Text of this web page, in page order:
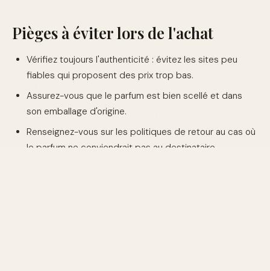
Pièges à éviter lors de l'achat
Vérifiez toujours l'authenticité : évitez les sites peu
fiables qui proposent des prix trop bas.
Assurez-vous que le parfum est bien scellé et dans
son emballage d'origine.
Renseignez-vous sur les politiques de retour au cas où
le parfum ne conviendrait pas au destinataire.